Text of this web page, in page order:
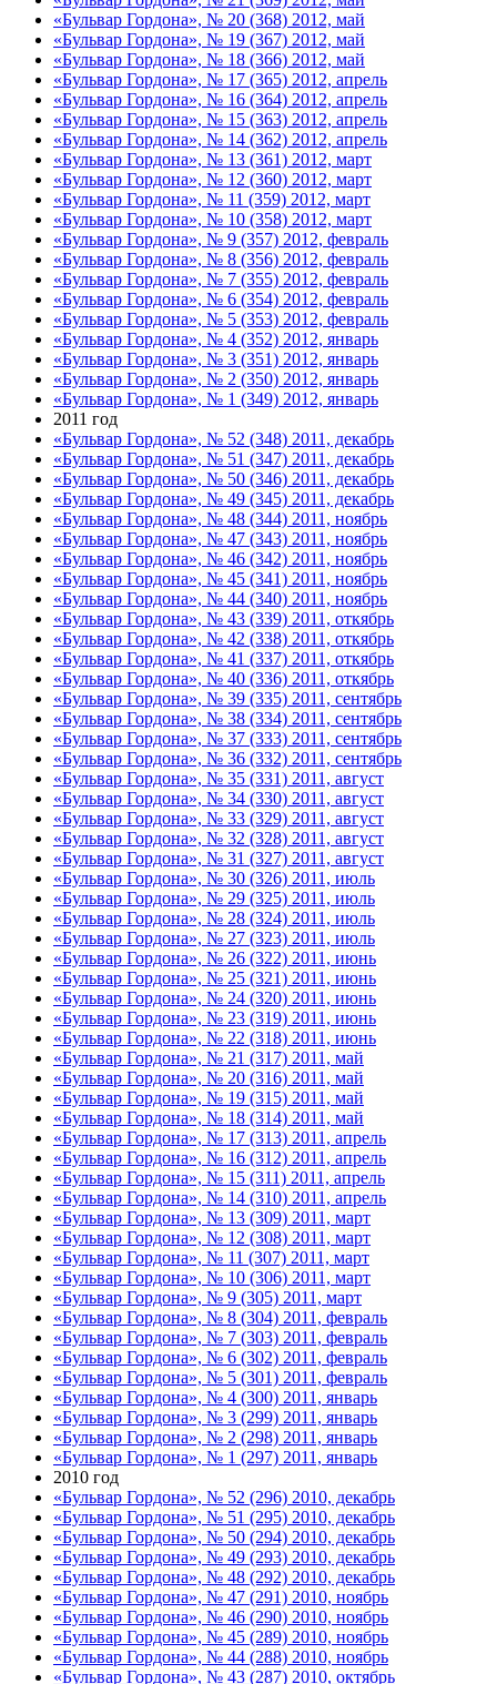
«Бульвар Гордона», № 20 (368) 2012, май
«Бульвар Гордона», № 19 (367) 2012, май
«Бульвар Гордона», № 18 (366) 2012, май
«Бульвар Гордона», № 17 (365) 2012, апрель
«Бульвар Гордона», № 16 (364) 2012, апрель
«Бульвар Гордона», № 15 (363) 2012, апрель
«Бульвар Гордона», № 14 (362) 2012, апрель
«Бульвар Гордона», № 13 (361) 2012, март
«Бульвар Гордона», № 12 (360) 2012, март
«Бульвар Гордона», № 11 (359) 2012, март
«Бульвар Гордона», № 10 (358) 2012, март
«Бульвар Гордона», № 9 (357) 2012, февраль
«Бульвар Гордона», № 8 (356) 2012, февраль
«Бульвар Гордона», № 7 (355) 2012, февраль
«Бульвар Гордона», № 6 (354) 2012, февраль
«Бульвар Гордона», № 5 (353) 2012, февраль
«Бульвар Гордона», № 4 (352) 2012, январь
«Бульвар Гордона», № 3 (351) 2012, январь
«Бульвар Гордона», № 2 (350) 2012, январь
«Бульвар Гордона», № 1 (349) 2012, январь
2011 год
«Бульвар Гордона», № 52 (348) 2011, декабрь
«Бульвар Гордона», № 51 (347) 2011, декабрь
«Бульвар Гордона», № 50 (346) 2011, декабрь
«Бульвар Гордона», № 49 (345) 2011, декабрь
«Бульвар Гордона», № 48 (344) 2011, ноябрь
«Бульвар Гордона», № 47 (343) 2011, ноябрь
«Бульвар Гордона», № 46 (342) 2011, ноябрь
«Бульвар Гордона», № 45 (341) 2011, ноябрь
«Бульвар Гордона», № 44 (340) 2011, ноябрь
«Бульвар Гордона», № 43 (339) 2011, откябрь
«Бульвар Гордона», № 42 (338) 2011, откябрь
«Бульвар Гордона», № 41 (337) 2011, откябрь
«Бульвар Гордона», № 40 (336) 2011, откябрь
«Бульвар Гордона», № 39 (335) 2011, сентябрь
«Бульвар Гордона», № 38 (334) 2011, сентябрь
«Бульвар Гордона», № 37 (333) 2011, сентябрь
«Бульвар Гордона», № 36 (332) 2011, сентябрь
«Бульвар Гордона», № 35 (331) 2011, август
«Бульвар Гордона», № 34 (330) 2011, август
«Бульвар Гордона», № 33 (329) 2011, август
«Бульвар Гордона», № 32 (328) 2011, август
«Бульвар Гордона», № 31 (327) 2011, август
«Бульвар Гордона», № 30 (326) 2011, июль
«Бульвар Гордона», № 29 (325) 2011, июль
«Бульвар Гордона», № 28 (324) 2011, июль
«Бульвар Гордона», № 27 (323) 2011, июль
«Бульвар Гордона», № 26 (322) 2011, июнь
«Бульвар Гордона», № 25 (321) 2011, июнь
«Бульвар Гордона», № 24 (320) 2011, июнь
«Бульвар Гордона», № 23 (319) 2011, июнь
«Бульвар Гордона», № 22 (318) 2011, июнь
«Бульвар Гордона», № 21 (317) 2011, май
«Бульвар Гордона», № 20 (316) 2011, май
«Бульвар Гордона», № 19 (315) 2011, май
«Бульвар Гордона», № 18 (314) 2011, май
«Бульвар Гордона», № 17 (313) 2011, апрель
«Бульвар Гордона», № 16 (312) 2011, апрель
«Бульвар Гордона», № 15 (311) 2011, апрель
«Бульвар Гордона», № 14 (310) 2011, апрель
«Бульвар Гордона», № 13 (309) 2011, март
«Бульвар Гордона», № 12 (308) 2011, март
«Бульвар Гордона», № 11 (307) 2011, март
«Бульвар Гордона», № 10 (306) 2011, март
«Бульвар Гордона», № 9 (305) 2011, март
«Бульвар Гордона», № 8 (304) 2011, февраль
«Бульвар Гордона», № 7 (303) 2011, февраль
«Бульвар Гордона», № 6 (302) 2011, февраль
«Бульвар Гордона», № 5 (301) 2011, февраль
«Бульвар Гордона», № 4 (300) 2011, январь
«Бульвар Гордона», № 3 (299) 2011, январь
«Бульвар Гордона», № 2 (298) 2011, январь
«Бульвар Гордона», № 1 (297) 2011, январь
2010 год
«Бульвар Гордона», № 52 (296) 2010, декабрь
«Бульвар Гордона», № 51 (295) 2010, декабрь
«Бульвар Гордона», № 50 (294) 2010, декабрь
«Бульвар Гордона», № 49 (293) 2010, декабрь
«Бульвар Гордона», № 48 (292) 2010, декабрь
«Бульвар Гордона», № 47 (291) 2010, ноябрь
«Бульвар Гордона», № 46 (290) 2010, ноябрь
«Бульвар Гордона», № 45 (289) 2010, ноябрь
«Бульвар Гордона», № 44 (288) 2010, ноябрь
«Бульвар Гордона», № 43 (287) 2010, октябрь